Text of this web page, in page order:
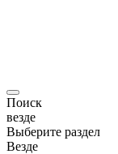
Поиск
везде
Выберите раздел
Везде